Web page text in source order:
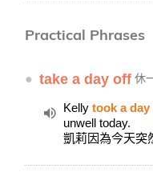
Practical Phrases
● take a day off 休
Kelly took a day
unwell today.
凱莉因為今天突